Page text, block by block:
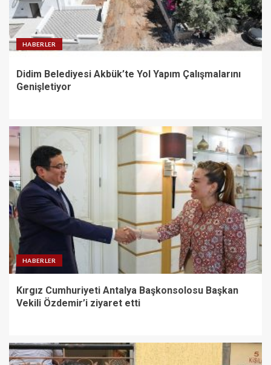
HABERLER
Didim Belediyesi Akbük’te Yol Yapım Çalışmalarını
Genişletiyor
HABERLER
Kırgız Cumhuriyeti Antalya Başkonsolosu Başkan
Vekili Özdemir’i ziyaret etti